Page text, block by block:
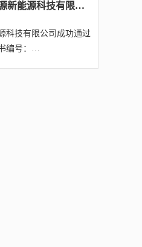
​恭喜北京震宇宏源新能源科技有限公司经我司代理成功通过2025年第四批北京高新技术企业认定（附名单）
科技有限公司成功通过
编号：